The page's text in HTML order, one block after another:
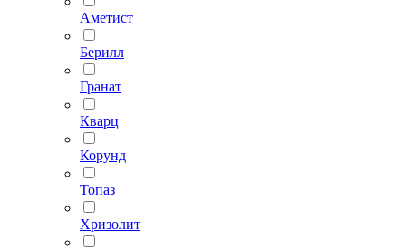
Аметист
Берилл
Гранат
Кварц
Корунд
Топаз
Хризолит